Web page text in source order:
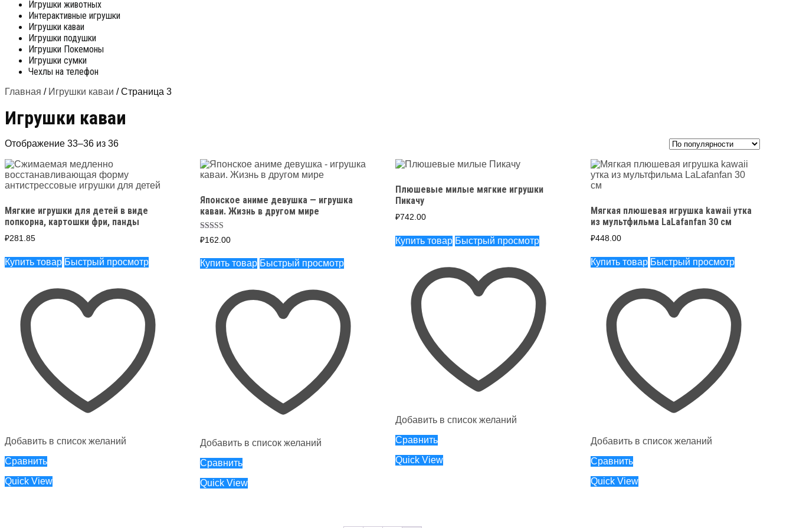
Игрушки животных
Интерактивные игрушки
Игрушки каваи
Игрушки подушки
Игрушки Покемоны
Игрушки сумки
Чехлы на телефон
Главная / Игрушки каваи / Страница 3
Игрушки каваи
Отображение 33–36 из 36Сортировка:
Мягкие игрушки для детей в виде
попкорна, картошки фри, панды
₽281.85
Купить товар Быстрый просмотр
Добавить в список желаний
Сравнить
Quick View
Японское аниме девушка — игрушка
каваи. Жизнь в другом мире
Оценка
5.00
₽162.00
Купить товар Быстрый просмотр
Добавить в список желаний
Сравнить
Quick View
Плюшевые милые мягкие игрушки
Пикачу
₽742.00
Купить товар Быстрый просмотр
Добавить в список желаний
Сравнить
Quick View
Мягкая плюшевая игрушка kawaii утка
из мультфильма LaLafanfan 30 см
₽448.00
Купить товар Быстрый просмотр
Добавить в список желаний
Сравнить
Quick View